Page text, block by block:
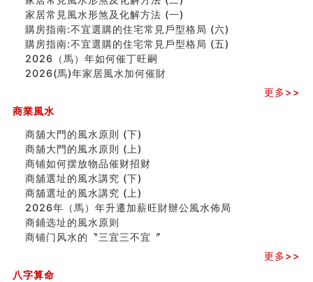
八字十神与坐基关系详解
精选1000个五行属土的字
人的面相看财运
玄空本义(八)
六爻算卦：测腹中胎儿是男是女
精选1000个五行属火的字
玄空本义(七)
刘燮鈞讲人相 手纹与命运(二)
商铺如何摆放物品催财招财
极其旺夫的女人面相
家居常見風水形煞及化解方法 (二)
居家風水懶人包！房子煞氣怎麼看？風水禁忌有哪些？有
這樣風水的房子別�
南半球的八字如何推排
玄空本义(六)
风水先生林琅仙的传说
家居常見風水形煞及化解方法 (一)
購房指南:不宜選購的住宅常見戶型格局 (六)
購房指南:不宜選購的住宅常見戶型格局 (五)
2026（馬）年如何催丁旺嗣
2026(馬)年家居風水加何催財
更多>>
商業風水
商舖大門的風水原則 (下)
商舖大門的風水原則 (上)
商铺如何摆放物品催财招财
商舖選址的風水講究 (下)
商舖選址的風水講究 (上)
2026年（馬）年升遷加薪旺財辦公風水佈局
商鋪选址的風水原则
商铺门风水的〝三宜三不宜〞
更多>>
八字算命